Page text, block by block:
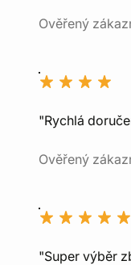
Ověřený
"Rychlá
Ověřený
"Super výběr